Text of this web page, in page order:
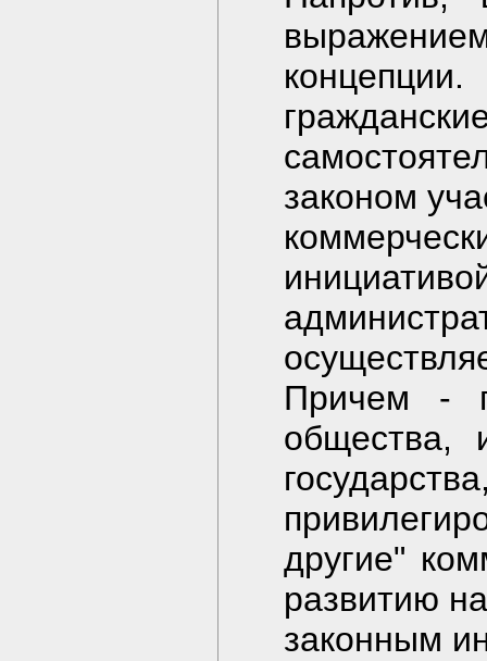
законом
Причем -
общества,
другие"
развитию
законным